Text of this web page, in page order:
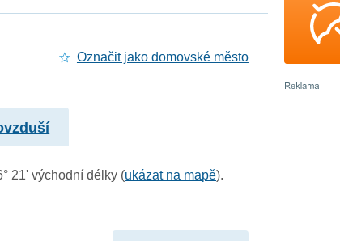
Označit jako domovské město
21' východní délky (ukázat na mapě).